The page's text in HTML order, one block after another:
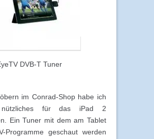
DVB-T Tuner
im Conrad-Shop habe ich
für das iPad 2
Ein Tuner mit dem am Tablet
Programme geschaut werden